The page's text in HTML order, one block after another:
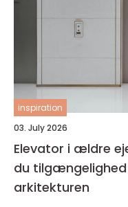
inspiration
03. July 2026
Elevator i ældre
du
arkitekturen